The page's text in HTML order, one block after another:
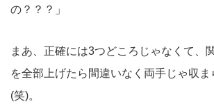
の？？？」
まあ、正確には3つどころじゃなくて、
を全部上げたら間違いなく両手じゃ収ま
(笑)。